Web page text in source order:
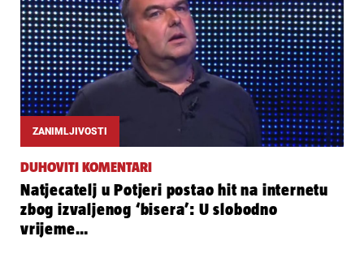
ZANIMLJIVOSTI
DUHOVITI KOMENTARI
Natjecatelj u Potjeri postao hit na internetu
zbog izvaljenog ‘bisera’: U slobodno
vrijeme…